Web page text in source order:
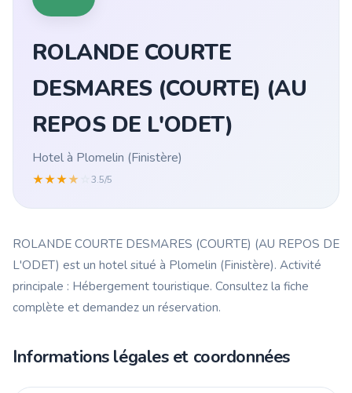
ROLANDE COURTE
DESMARES (COURTE) (AU
REPOS DE L'ODET)
Hotel à Plomelin (Finistère)
★★★★ 3.5/5
ROLANDE COURTE DESMARES (COURTE) (AU REPOS DE
L'ODET) est un hotel situé à Plomelin (Finistère). Activité
principale : Hébergement touristique. Consultez la fiche
complète et demandez un réservation.
Informations légales et coordonnées